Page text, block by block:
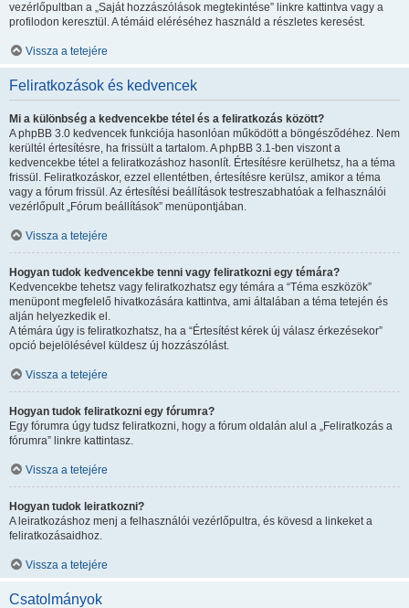
vezérlőpultban a „Saját hozzászólások megtekintése” linkre kattintva vagy a
profilodon keresztül. A témáid eléréséhez használd a részletes keresést.
Vissza a tetejére
Feliratkozások és kedvencek
Mi a különbség a kedvencekbe tétel és a feliratkozás között?
A phpBB 3.0 kedvencek funkciója hasonlóan működött a böngésződéhez. Nem
kerültél értesítésre, ha frissült a tartalom. A phpBB 3.1-ben viszont a
kedvencekbe tétel a feliratkozáshoz hasonlít. Értesítésre kerülhetsz, ha a téma
frissül. Feliratkozáskor, ezzel ellentétben, értesítésre kerülsz, amikor a téma
vagy a fórum frissül. Az értesítési beállítások testreszabhatóak a felhasználói
vezérlőpult „Fórum beállítások” menüpontjában.
Vissza a tetejére
Hogyan tudok kedvencekbe tenni vagy feliratkozni egy témára?
Kedvencekbe tehetsz vagy feliratkozhatsz egy témára a “Téma eszközök”
menüpont megfelelő hivatkozására kattintva, ami általában a téma tetején és
alján helyezkedik el.
A témára úgy is feliratkozhatsz, ha a “Értesítést kérek új válasz érkezésekor”
opció bejelölésével küldesz új hozzászólást.
Vissza a tetejére
Hogyan tudok feliratkozni egy fórumra?
Egy fórumra úgy tudsz feliratkozni, hogy a fórum oldalán alul a „Feliratkozás a
fórumra” linkre kattintasz.
Vissza a tetejére
Hogyan tudok leiratkozni?
A leiratkozáshoz menj a felhasználói vezérlőpultra, és kövesd a linkeket a
feliratkozásaidhoz.
Vissza a tetejére
Csatolmányok